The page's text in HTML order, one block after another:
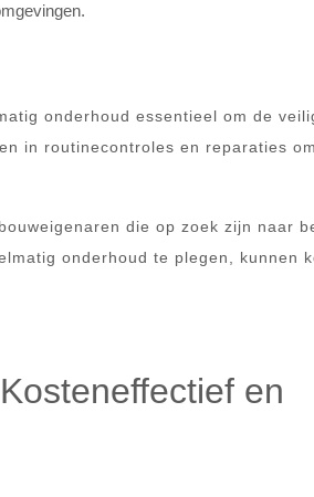
onderhoud essentieel om de
in routinecontroles en reparaties
die op zoek zijn naar
onderhoud te plegen, kunnen
en